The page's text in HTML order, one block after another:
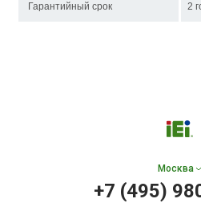
Гарантийный срок 2
Москва
+7 (495)